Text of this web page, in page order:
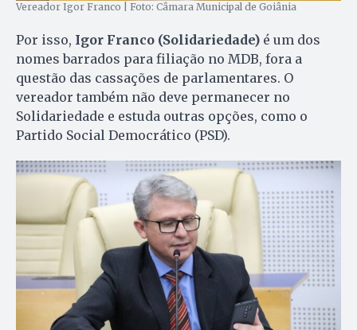
Vereador Igor Franco | Foto: Câmara Municipal de Goiânia
Por isso, Igor Franco (Solidariedade) é um dos
nomes barrados para filiação no MDB, fora a
questão das cassações de parlamentares. O
vereador também não deve permanecer no
Solidariedade e estuda outras opções, como o
Partido Social Democrático (PSD).